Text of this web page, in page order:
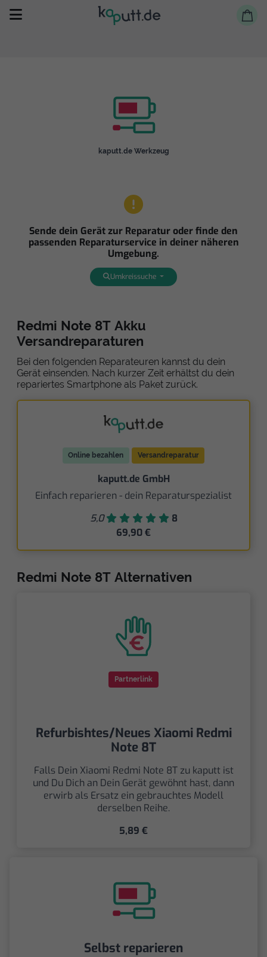
Selbst reparieren
kaputt.de Werkzeug
Sende dein Gerät zur Reparatur oder finde den
passenden Reparaturservice in deiner näheren
Umgebung.
Umkreissuche
Redmi Note 8T Akku
Versandreparaturen
Bei den folgenden Reparateuren kannst du dein
Gerät einsenden. Nach kurzer Zeit erhältst du dein
repariertes Smartphone als Paket zurück.
Online bezahlen Versandreparatur
kaputt.de GmbH
Einfach reparieren - dein Reparaturspezialist
5,0
8
69,90 €
Redmi Note 8T Alternativen
Partnerlink
Refurbishtes/Neues Xiaomi Redmi
Note 8T
Falls Dein Xiaomi Redmi Note 8T zu kaputt ist
und Du Dich an Dein Gerät gewöhnt hast, dann
erwirb als Ersatz ein gebrauchtes Modell
derselben Reihe.
5,89 €
Selbst reparieren